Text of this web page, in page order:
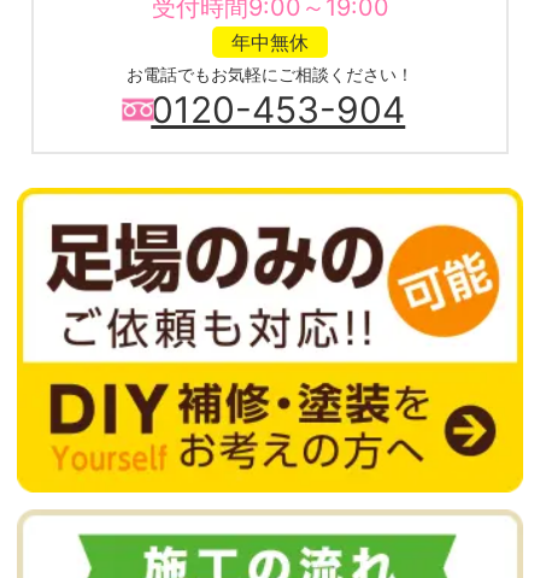
受付時間9:00～19:00
年中無休
お電話でもお気軽にご相談ください！
0120-453-904